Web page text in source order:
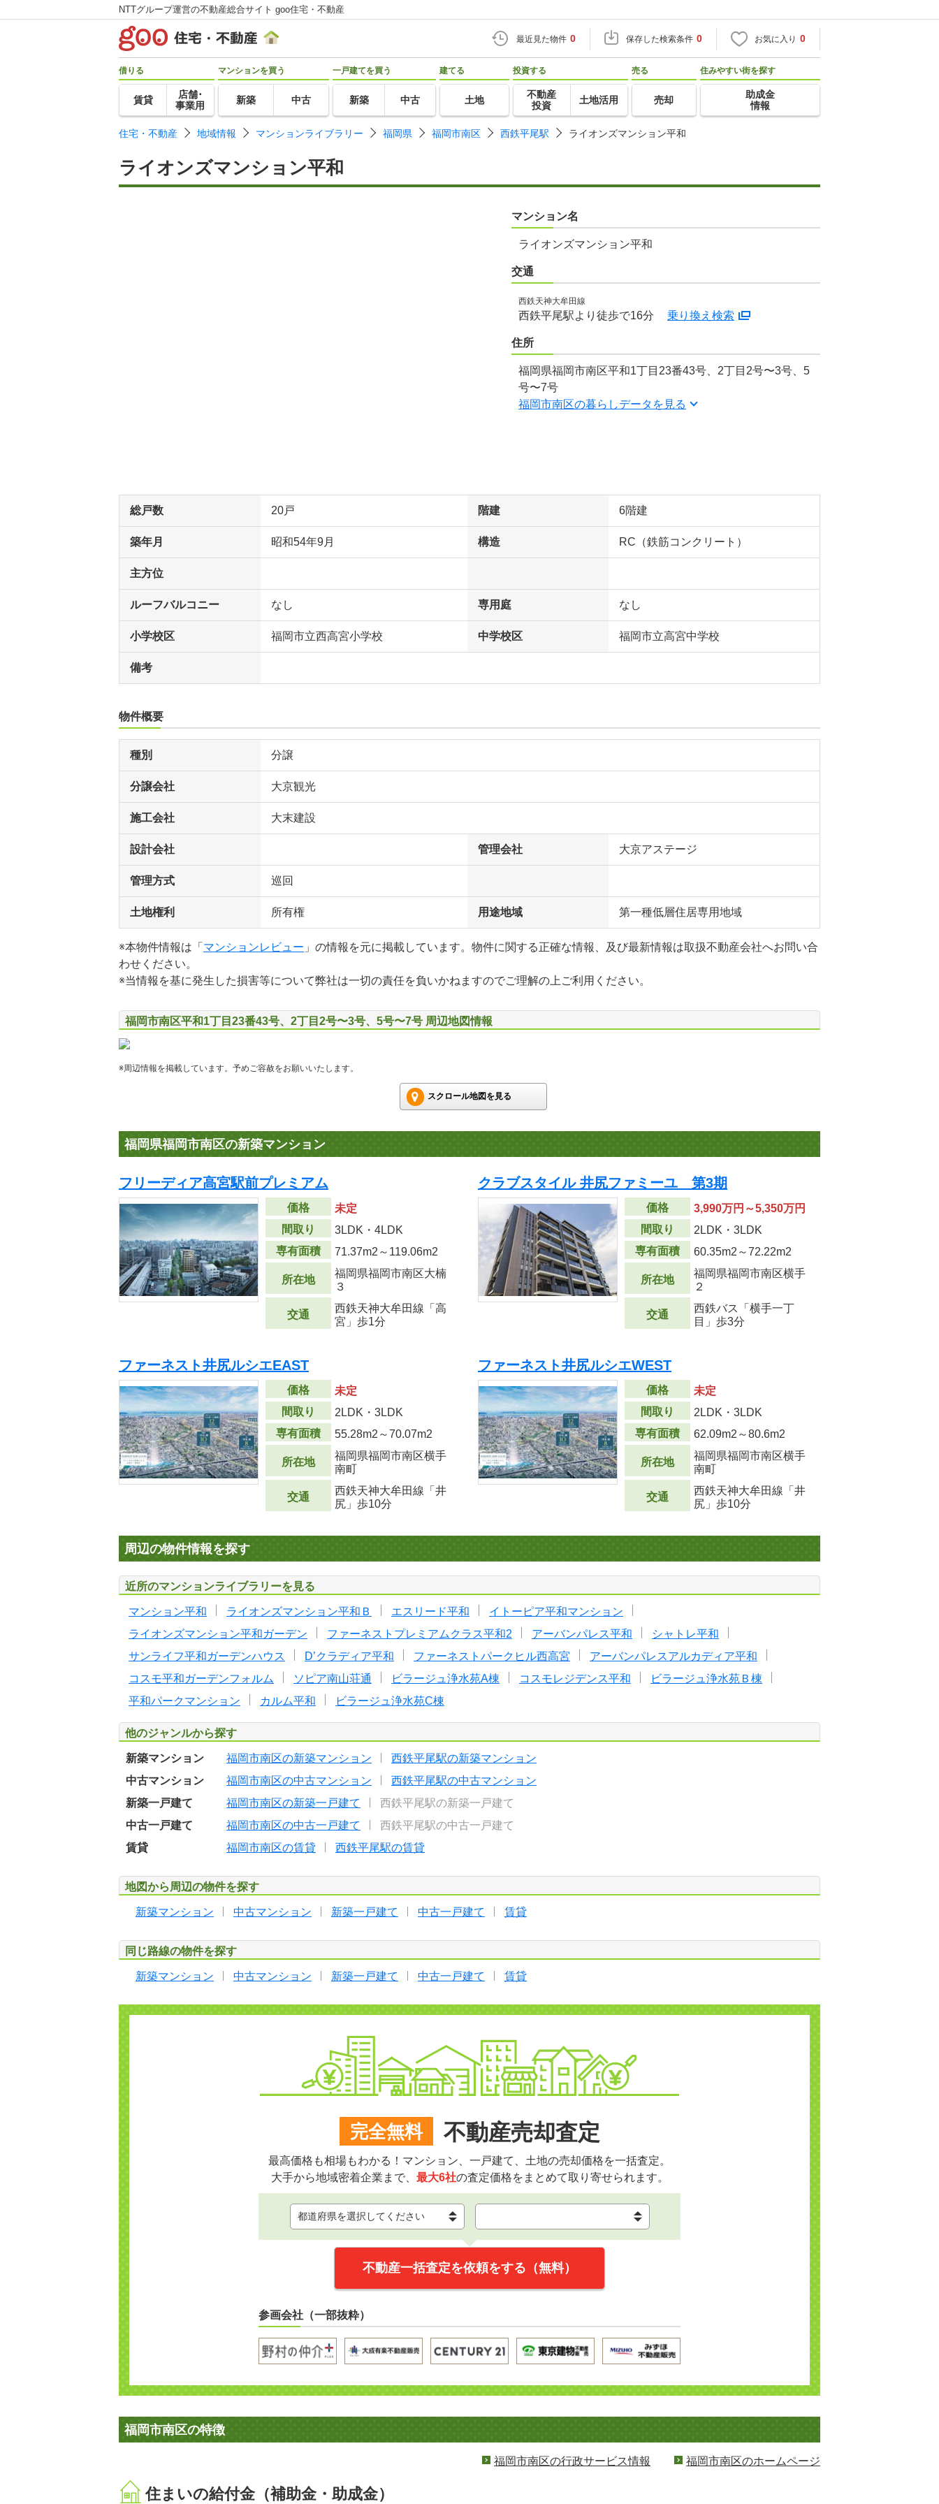
NTTグループ運営の不動産総合サイト goo住宅・不動産
最近見た物件 0 保存した検索条件 0 お気に入り 0
借りる
賃貸
店舗･
事業用
マンションを買う
新築 中古
一戸建てを買う
新築 中古
建てる
土地
投資する
不動産
投資
土地活用
売る
売却
住みやすい街を探す
助成金
情報
住宅・不動産 地域情報 マンションライブラリー 福岡県 福岡市南区 西鉄平尾駅 ライオンズマンション平和
ライオンズマンション平和
マンション名
ライオンズマンション平和
交通
西鉄天神大牟田線
西鉄平尾駅より徒歩で16分 乗り換え検索
住所
福岡県福岡市南区平和1丁目23番43号、2丁目2号〜3号、5
号〜7号
福岡市南区の暮らしデータを見る
総戸数 20戸 階建 6階建
築年月 昭和54年9月 構造 RC（鉄筋コンクリート）
主方位
ルーフバルコニー なし 専用庭 なし
小学校区 福岡市立西高宮小学校 中学校区 福岡市立高宮中学校
備考
物件概要
種別 分譲
分譲会社 大京観光
施工会社 大末建設
設計会社 管理会社 大京アステージ
管理方式 巡回
土地権利 所有権 用途地域 第一種低層住居専用地域
※本物件情報は「 マンションレビュー 」の情報を元に掲載しています。物件に関する正確な情報、及び最新情報は取扱不動産会社へお問い合
わせください。
※当情報を基に発生した損害等について弊社は一切の責任を負いかねますのでご理解の上ご利用ください。
福岡市南区平和1丁目23番43号、2丁目2号〜3号、5号〜7号 周辺地図情報
※周辺情報を掲載しています。予めご容赦をお願いいたします。
スクロール地図を見る
福岡県福岡市南区の新築マンション
フリーディア高宮駅前プレミアム
価格
未定
間取り
3LDK・4LDK
専有面積
71.37m2 ～119.06m2
所在地
福岡県福岡市南区大楠
３
交通
西鉄天神大牟田線「高
宮」歩1分
クラブスタイル 井尻ファミーユ 第3期
価格
3,990万円～5,350万円
間取り
2LDK・3LDK
専有面積
60.35m2 ～72.22m2
所在地
福岡県福岡市南区横手
２
交通
西鉄バス「横手一丁
目」歩3分
ファーネスト井尻ルシエEAST
価格
未定
間取り
2LDK・3LDK
専有面積
55.28m2 ～70.07m2
所在地
福岡県福岡市南区横手
南町
交通
西鉄天神大牟田線「井
尻」歩10分
ファーネスト井尻ルシエWEST
価格
未定
間取り
2LDK・3LDK
専有面積
62.09m2 ～80.6m2
所在地
福岡県福岡市南区横手
南町
交通
西鉄天神大牟田線「井
尻」歩10分
周辺の物件情報を探す
近所のマンションライブラリーを見る
マンション平和 ライオンズマンション平和Ｂ エスリード平和
イトーピア平和マンション
ライオンズマンション平和ガーデン
ファーネストプレミアムクラス平和2 アーバンパレス平和
シャトレ平和
サンライフ平和ガーデンハウス
D’クラディア平和 ファーネストパークヒル西高宮
アーバンパレスアルカディア平和
コスモ平和ガーデンフォルム
ソピア南山荘通 ビラージュ浄水苑A棟 コスモレジデンス平和
ビラージュ浄水苑Ｂ棟
平和パークマンション
カルム平和 ビラージュ浄水苑C棟
他のジャンルから探す
新築マンション 福岡市南区の新築マンション
西鉄平尾駅の新築マンション
中古マンション
福岡市南区の中古マンション
西鉄平尾駅の中古マンション
新築一戸建て
福岡市南区の新築一戸建て
西鉄平尾駅の新築一戸建て
中古一戸建て
福岡市南区の中古一戸建て
西鉄平尾駅の中古一戸建て
賃貸
福岡市南区の賃貸 西鉄平尾駅の賃貸
地図から周辺の物件を探す
新築マンション 中古マンション 新築一戸建て 中古一戸建て 賃貸
同じ路線の物件を探す
新築マンション 中古マンション 新築一戸建て 中古一戸建て 賃貸
完全無料 不動産売却査定
最高価格も相場もわかる！マンション、一戸建て、土地の売却価格を一括査定。
大手から地域密着企業まで、 最大6社の査定価格をまとめて取り寄せられます。
不動産一括査定を依頼をする（無料）
参画会社（一部抜粋）
福岡市南区の特徴
福岡市南区の行政サービス情報 福岡市南区のホームページ
住まいの給付金（補助金・助成金）